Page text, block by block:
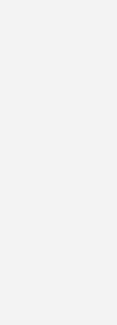
Erstellung von
und
wenn schädliche
ausgehen
und
vom
der einzelnen
aufgeführt sind. Der
der Durchführung der
geplant). Die
den bBSF. Geht
bevollmächtigte
die eine Nachfrist